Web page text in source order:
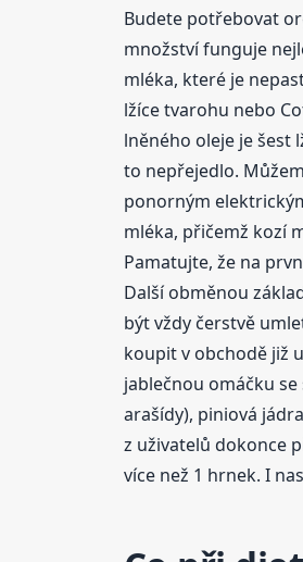
Budete potřebovat
množství funguje
mléka, které je
lžíce tvarohu nebo
lněného oleje je šest
to nepřejedlo.
ponorným
mléka, přičemž kozí
Pamatujte, že na
Další obměnou
být vždy čerstvě
koupit v obchodě již
jablečnou omáčku
arašídy), piniová
z uživatelů dokonce
více než 1 hrnek. I